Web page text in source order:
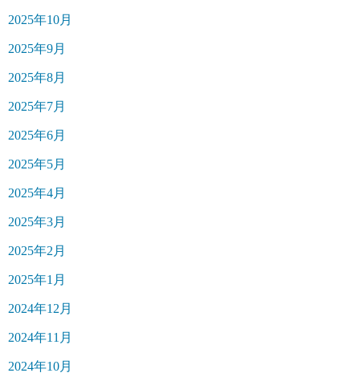
2025年10月
2025年9月
2025年8月
2025年7月
2025年6月
2025年5月
2025年4月
2025年3月
2025年2月
2025年1月
2024年12月
2024年11月
2024年10月